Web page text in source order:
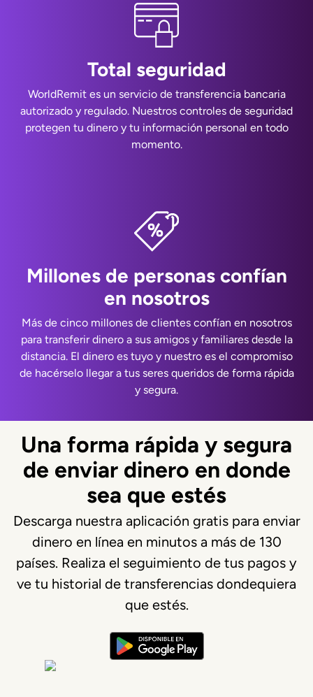
Total seguridad
WorldRemit es un servicio de transferencia bancaria
autorizado y regulado. Nuestros controles de seguridad
protegen tu dinero y tu información personal en todo
momento.
Millones de personas confían
en nosotros
Más de cinco millones de clientes confían en nosotros
para transferir dinero a sus amigos y familiares desde la
distancia. El dinero es tuyo y nuestro es el compromiso
de hacérselo llegar a tus seres queridos de forma rápida
y segura.
Una forma rápida y segura
de enviar dinero en donde
sea que estés
Descarga nuestra aplicación gratis para enviar
dinero en línea en minutos a más de 130
países. Realiza el seguimiento de tus pagos y
ve tu historial de transferencias dondequiera
que estés.